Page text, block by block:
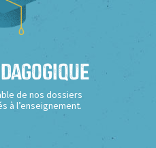
de nos dossiers
à l’enseignement.